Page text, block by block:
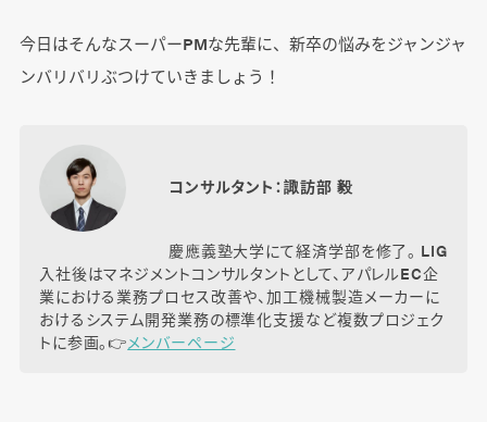
今日はそんなスーパーPMな先輩に、新卒の悩みをジャンジャ
ンバリバリぶつけていきましょう！
コンサルタント：諏訪部 毅
慶應義塾大学にて経済学部を修了。 LIG
入社後はマネジメントコンサルタントとして、アパレルEC企
業における業務プロセス改善や、加工機械製造メーカーに
おけるシステム開発業務の標準化支援など複数プロジェク
トに参画。👉️メンバーページ